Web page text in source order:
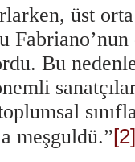
üst orta
Fabriano’nun
Bu
meşguldü.”[2]